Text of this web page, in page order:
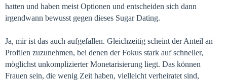
hatten und haben meist Optionen und entscheiden sich dann
irgendwann bewusst gegen dieses Sugar Dating.
Ja, mir ist das auch aufgefallen. Gleichzeitig scheint der Anteil an
Profilen zuzunehmen, bei denen der Fokus stark auf schneller,
möglichst unkomplizierter Monetarisierung liegt. Das können
Frauen sein, die wenig Zeit haben, vielleicht verheiratet sind,